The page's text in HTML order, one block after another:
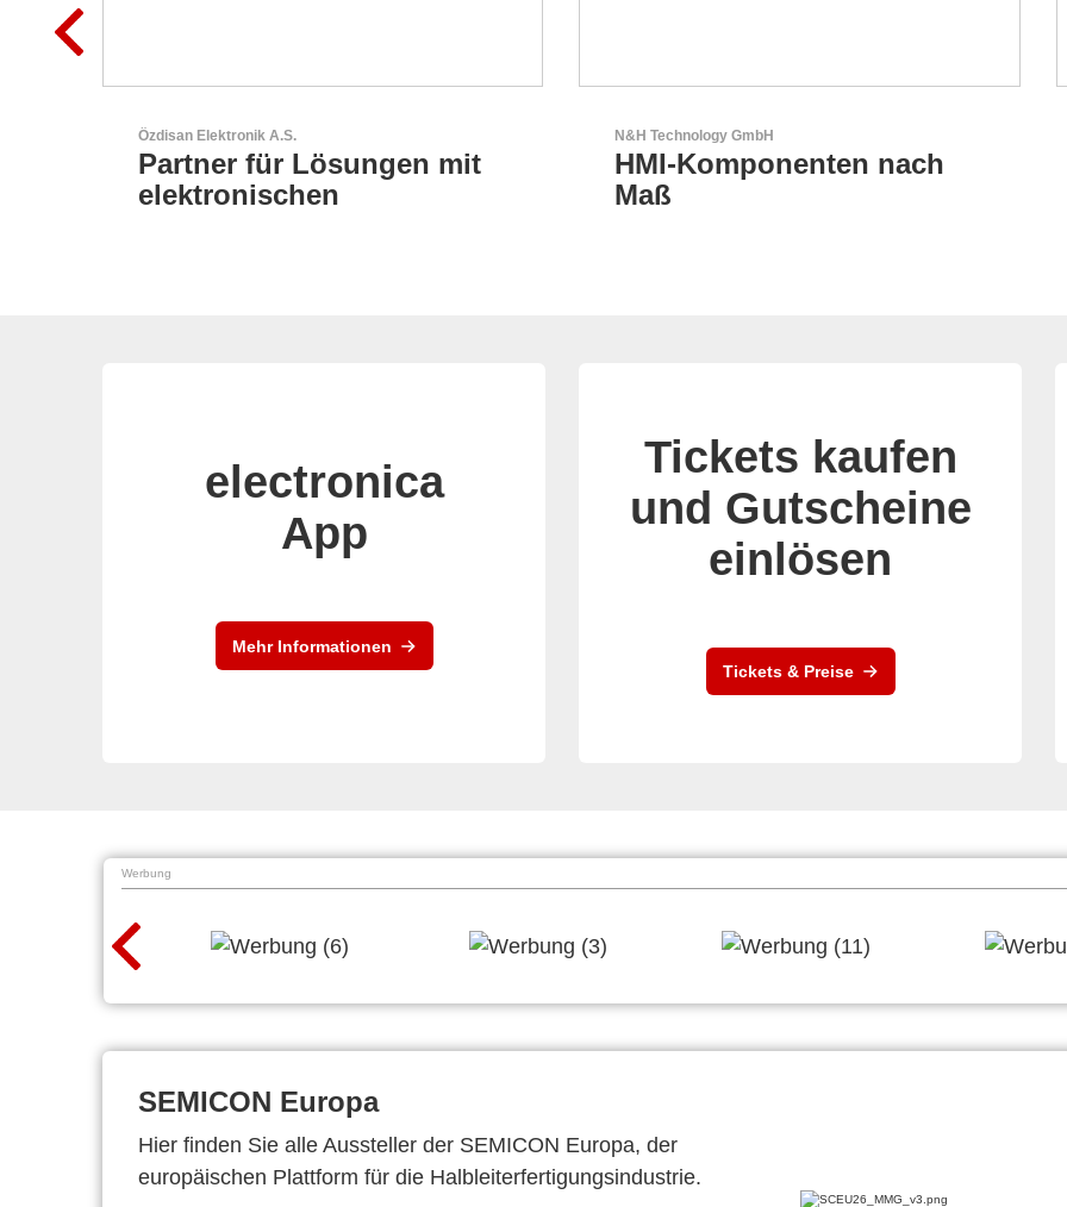
N&H Technology GmbH
HMI-Komponenten nach
Maß
RECOM Power GmbH
AC/DC- & DC/DC-Wandler
electronica
App
Mehr Informationen
Tickets kaufen
und Gutscheine
einlösen
Tickets & Preise
Werbung
SEMICON Europa
Hier finden Sie alle Aussteller der SEMICON Europa, der
europäischen Plattform für die Halbleiterfertigungsindustrie.